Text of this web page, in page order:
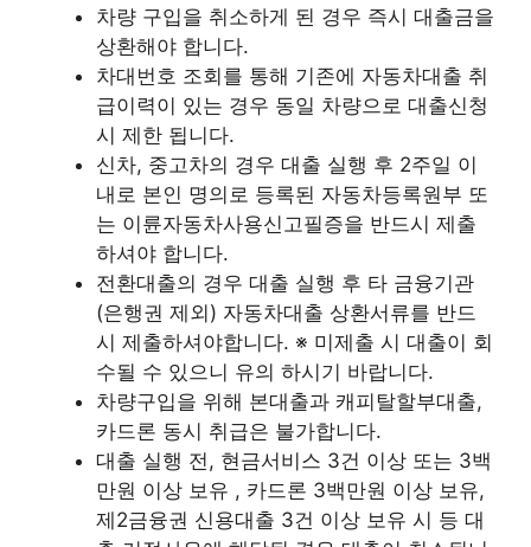
차량 구입을 취소하게 된 경우 즉시 대출금을
상환해야 합니다.
차대번호 조회를 통해 기존에 자동차대출 취
급이력이 있는 경우 동일 차량으로 대출신청
시 제한 됩니다.
신차, 중고차의 경우 대출 실행 후 2주일 이
내로 본인 명의로 등록된 자동차등록원부 또
는 이륜자동차사용신고필증을 반드시 제출
하셔야 합니다.
전환대출의 경우 대출 실행 후 타 금융기관
(은행권 제외) 자동차대출 상환서류를 반드
시 제출하셔야합니다. ※ 미제출 시 대출이 회
수될 수 있으니 유의 하시기 바랍니다.
차량구입을 위해 본대출과 캐피탈할부대출,
카드론 동시 취급은 불가합니다.
대출 실행 전, 현금서비스 3건 이상 또는 3백
만원 이상 보유 , 카드론 3백만원 이상 보유,
제2금융권 신용대출 3건 이상 보유 시 등 대